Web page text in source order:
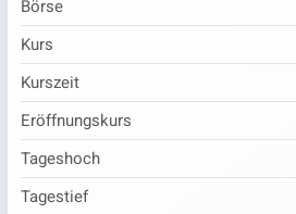
Börse
Kurs
Kurszeit
Eröffnungskurs
Tageshoch
Tagestief